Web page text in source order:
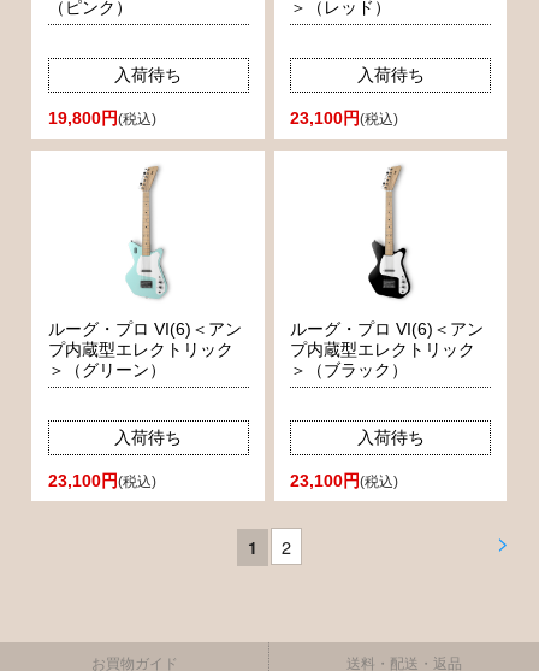
（ピンク）
入荷待ち
19,800円(税込)
＞（レッド）
入荷待ち
23,100円(税込)
ルーグ・プロ VI(6)＜アン
プ内蔵型エレクトリック
＞（グリーン）
入荷待ち
23,100円(税込)
ルーグ・プロ VI(6)＜アン
プ内蔵型エレクトリック
＞（ブラック）
入荷待ち
23,100円(税込)
>
1 2
お買物ガイド 送料・配送・返品